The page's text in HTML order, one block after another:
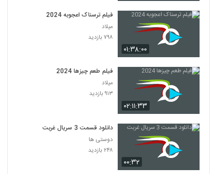
۰۱:۳۸:۰۰
فیلم ترسناک اعجوبه 2024
میلاد
۷۹۸ بازدید
۰۲:۱۱:۳۳
فیلم طعم چیزها 2024
میلاد
۹۱۳ بازدید
۰۰:۳۲
دانلود قسمت 3 سریال غربت
دوستی ها
۲۴۸ بازدید